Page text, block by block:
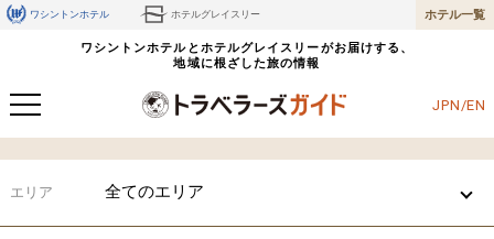
ワシントンホテル ホテルグレイスリー ホテル一覧
ワシントンホテルとホテルグレイスリーがお届けする、
地域に根ざした旅の情報
JPN/EN
エリア 全てのエリア